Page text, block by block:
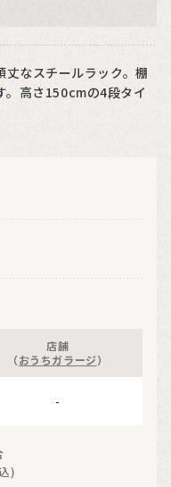
なスチールラック。棚
高さ150cmの4段タイ
店舗
（おうちガラージ）
-
)